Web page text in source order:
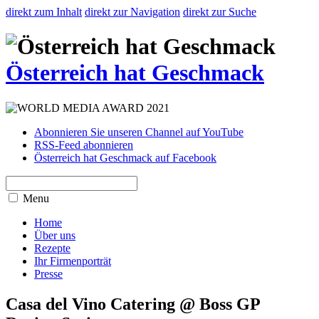
direkt zum Inhalt direkt zur Navigation direkt zur Suche
Österreich hat Geschmack
Abonnieren Sie unseren Channel auf YouTube
RSS-Feed abonnieren
Österreich hat Geschmack auf Facebook
Menu
Home
Über uns
Rezepte
Ihr Firmenporträt
Presse
Casa del Vino Catering @ Boss GP